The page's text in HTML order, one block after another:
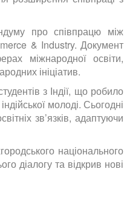
про співпрацю між
& Industry. Документ
міжнародної освіти,
ініціатив.
з Індії, що робило
молоді. Сьогодні
зв’язків, адаптуючи
національного
діалогу та відкрив нові